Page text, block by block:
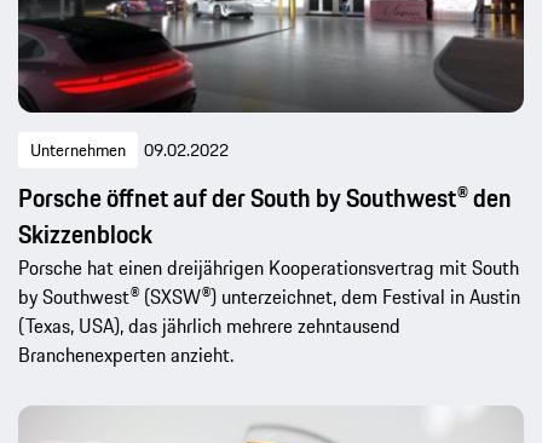
Unternehmen 09.02.2022
Porsche öffnet auf der South by Southwest® den
Skizzenblock
Porsche hat einen dreijährigen Kooperationsvertrag mit South
by Southwest® (SXSW®) unterzeichnet, dem Festival in Austin
(Texas, USA), das jährlich mehrere zehntausend
Branchenexperten anzieht.